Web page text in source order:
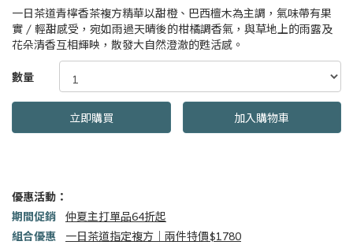
一日茶道青檸香茶複方精華以甜橙、巴西檀木為主調，氣味帶有果
實 / 輕甜感受，宛如雨過天晴後的柑橘調香氣，與草地上的雨露及
花朵清香互相輝映，散發大自然澄澈的甦活感。
GOODS000000000000001558316
數量
立即購買 加入購物車
優惠活動：
期間促銷 仲夏主打單品64折起
組合優惠 一日茶道指定複方｜兩件特價$1780